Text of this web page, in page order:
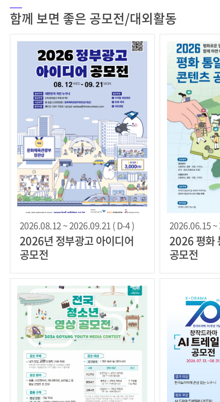
함께 보면 좋은 공모전/대외활동
2026.08.12 ~ 2026.09.21 ( D-4 )
2026년 정부광고 아이디어
공모전
2026.06.15 ~
2026 평화
공모전